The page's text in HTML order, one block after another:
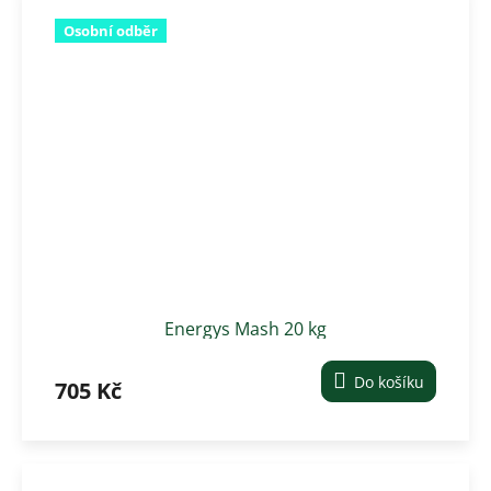
Osobní odběr
Energys Mash 20 kg
705 Kč Do košíku